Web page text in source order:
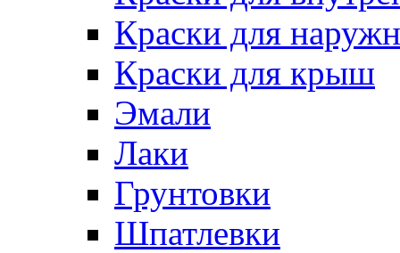
Краски для
Краски для крыш
Эмали
Лаки
Грунтовки
Шпатлевки